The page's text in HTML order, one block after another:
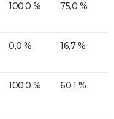
100,0 % 75,0 %
0,0 % 16,7 %
100,0 % 60,1 %